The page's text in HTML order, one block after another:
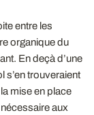
entre les
organique du
En deçà d’une
s’en trouveraient
mise en place
aux